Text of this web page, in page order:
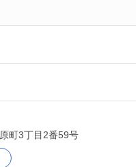
原町3丁目2番59号